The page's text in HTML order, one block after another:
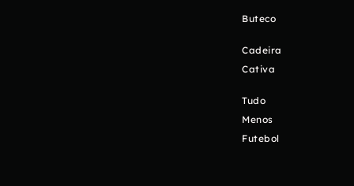
Buteco
Cadeira
Cativa
Tudo
Menos
Futebol